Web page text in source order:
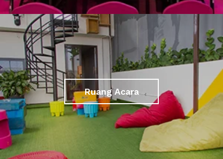
Ruang Acara